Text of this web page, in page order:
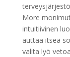
More
intuitiivinen
auttaa itseä
valita lyö